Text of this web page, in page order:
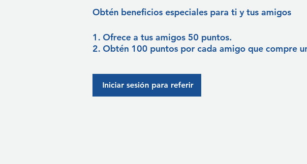
Obtén beneficios especiales para ti y tus amigos
Ofrece a tus amigos 50 puntos.
Obtén 100 puntos por cada amigo que compre
Iniciar sesión para referir